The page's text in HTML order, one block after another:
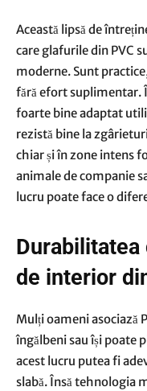
Această lipsă de
care glafurile din PVC
moderne. Sunt
fără efort suplimentar.
foarte bine adaptat
rezistă bine la
chiar și în zone intens
animale de companie
lucru poate face o
de interior
Mulți oameni asociază
îngălbeni sau își poate
acest lucru putea fi
slabă. Însă tehnologia